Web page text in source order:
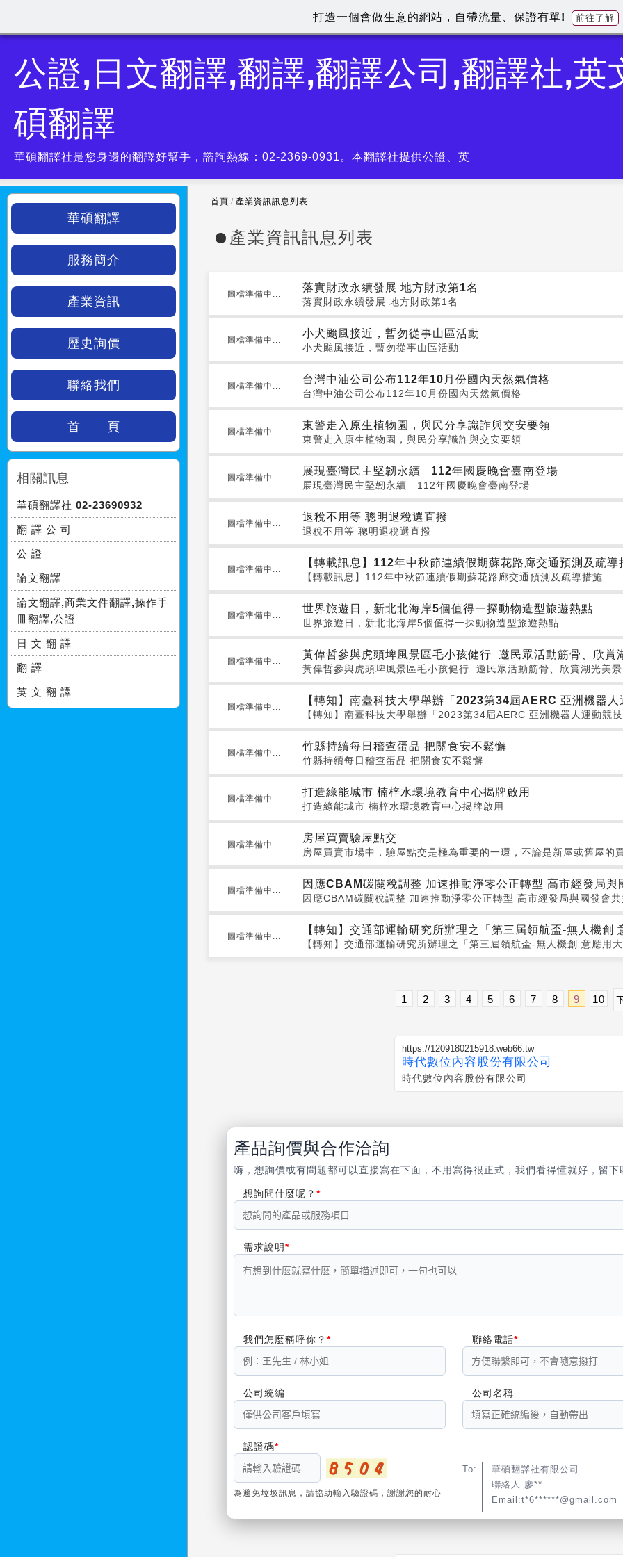
公證,日文翻譯,翻譯,翻譯公司,翻譯社,英
碩翻譯
華碩翻譯社是您身邊的翻譯好幫手，諮詢熱線：02-2369-0931。本翻譯社提供公證、英
首頁 / 產業資訊訊息列表
產業資訊訊息列表
圖檔準備中...
落實財政永續發展 地方財政第1名
落實財政永續發展 地方財政第1名
圖檔準備中...
小犬颱風接近，暫勿從事山區活動
小犬颱風接近，暫勿從事山區活動
圖檔準備中...
台灣中油公司公布112年10月份國內天然氣價格
台灣中油公司公布112年10月份國內天然氣價格
圖檔準備中...
東警走入原生植物園，與民分享識詐與交安要領
東警走入原生植物園，與民分享識詐與交安要領
圖檔準備中...
展現臺灣民主堅韌永續 112年國慶晚會臺南登場
展現臺灣民主堅韌永續 112年國慶晚會臺南登場
圖檔準備中...
退稅不用等 聰明退稅選直撥
退稅不用等 聰明退稅選直撥
圖檔準備中...
【轉載訊息】112年中秋節連續假期蘇花路廊交通預測及疏導
【轉載訊息】112年中秋節連續假期蘇花路廊交通預測及疏導措施
圖檔準備中...
世界旅遊日，新北北海岸5個值得一探動物造型旅遊熱點
世界旅遊日，新北北海岸5個值得一探動物造型旅遊熱點
圖檔準備中...
黃偉哲參與虎頭埤風景區毛小孩健行 邀民眾活動筋骨、欣賞
黃偉哲參與虎頭埤風景區毛小孩健行 邀民眾活動筋骨、欣賞湖光美景
圖檔準備中...
【轉知】南臺科技大學舉辦「2023第34屆AERC 亞洲機器
【轉知】南臺科技大學舉辦「2023第34屆AERC 亞洲機器人運動競
圖檔準備中...
竹縣持續每日稽查蛋品 把關食安不鬆懈
竹縣持續每日稽查蛋品 把關食安不鬆懈
圖檔準備中...
打造綠能城市 楠梓水環境教育中心揭牌啟用
打造綠能城市 楠梓水環境教育中心揭牌啟用
圖檔準備中...
房屋買賣驗屋點交
房屋買賣市場中，驗屋點交是極為重要的一環，不論是新屋或舊屋的
圖檔準備中...
因應CBAM碳關稅調整 加速推動淨零公正轉型 高市經發局
因應CBAM碳關稅調整 加速推動淨零公正轉型 高市經發局與國發會
圖檔準備中...
【轉知】交通部運輸研究所辦理之「第三屆領航盃-無人機創
【轉知】交通部運輸研究所辦理之「第三屆領航盃-無人機創 意應用
1 2 3 4 5 6 7 8 9 10
https://1209180215918.web66.tw
時代數位內容股份有限公司
時代數位內容股份有限公司
產品詢價與合作洽詢
嗨，想詢價或有問題都可以直接寫在下面，不用寫得很正式，我們看得懂就好，留
想詢問什麼呢？
需求說明
我們怎麼稱呼你？ 聯絡電話
公司統編 公司名稱
認證碼
為避免垃圾訊息，請協助輸入驗證碼，謝謝您的耐心
To:
華碩翻譯社有限公司
聯絡人:廖**
Email:t*6******@gmail.com
華碩翻譯
服務簡介
產業資訊
歷史詢價
聯絡我們
首 頁
相關訊息
華碩翻譯社 02-23690932
翻 譯 公 司
公 證
論文翻譯
論文翻譯,商業文件翻譯,操作手
冊翻譯,公證
日 文 翻 譯
翻 譯
英 文 翻 譯
打造一個會做生意的網站，自帶流量、保證有單! 前往了解